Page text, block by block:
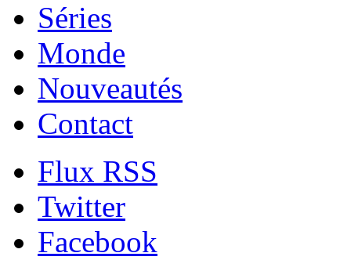
Séries
Monde
Nouveautés
Contact
Flux RSS
Twitter
Facebook